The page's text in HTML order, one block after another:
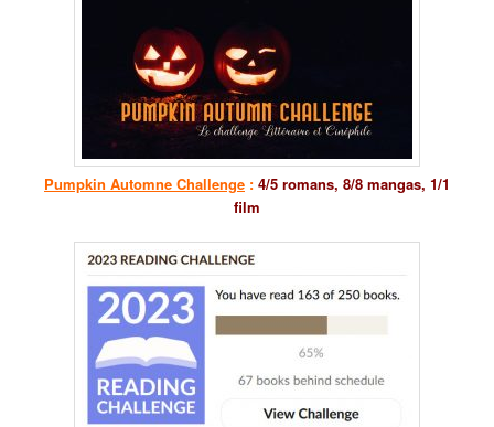
Pumpkin Automne Challenge : 4/5 romans, 8/8 mangas, 1/1
film